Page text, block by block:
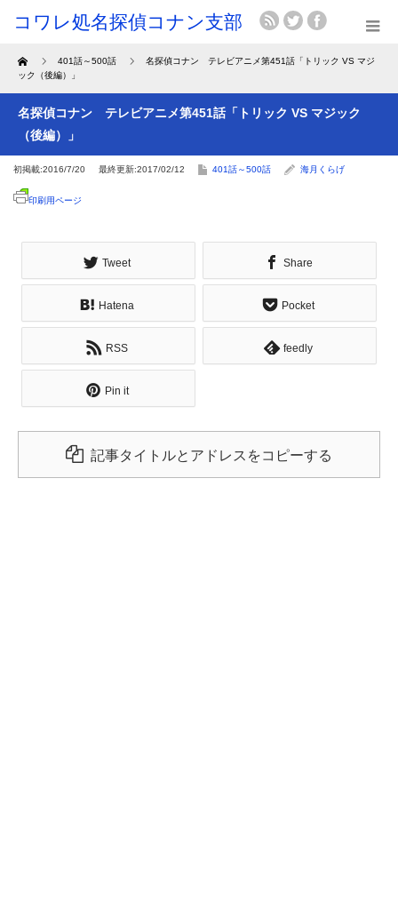
Home 401話～500話
名探偵コナン テレビアニメ第451話「トリック VS マジ
ック（後編）」
名探偵コナン テレビアニメ第451話「トリック VS マジック
（後編）」
初掲載:2016/7/20 最終更新:2017/02/12 401話～500話 海月くらげ
印刷用ページ
Tweet Share
Hatena Pocket
RSS feedly
Pin it
記事タイトルとアドレスをコピーする